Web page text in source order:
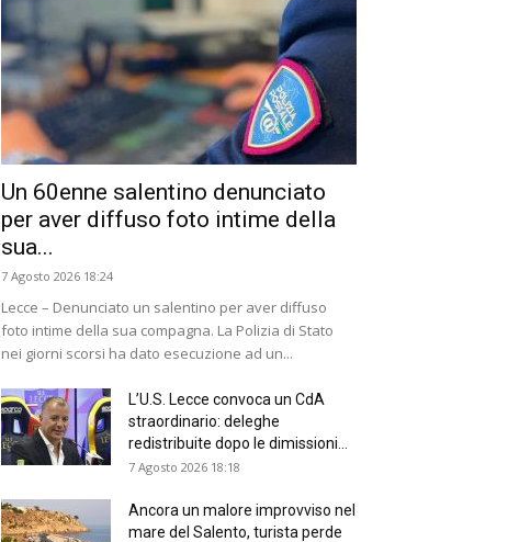
Un 60enne salentino denunciato
per aver diffuso foto intime della
sua...
7 Agosto 2026 18:24
Lecce – Denunciato un salentino per aver diffuso
foto intime della sua compagna. La Polizia di Stato
nei giorni scorsi ha dato esecuzione ad un...
L’U.S. Lecce convoca un CdA
straordinario: deleghe
redistribuite dopo le dimissioni...
7 Agosto 2026 18:18
Ancora un malore improvviso nel
mare del Salento, turista perde